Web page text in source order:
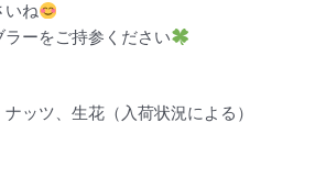
いね
ーをご持参ください
ッツ、生花（入荷状況による）